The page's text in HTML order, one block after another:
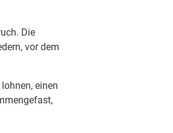
Die
vor dem
einen